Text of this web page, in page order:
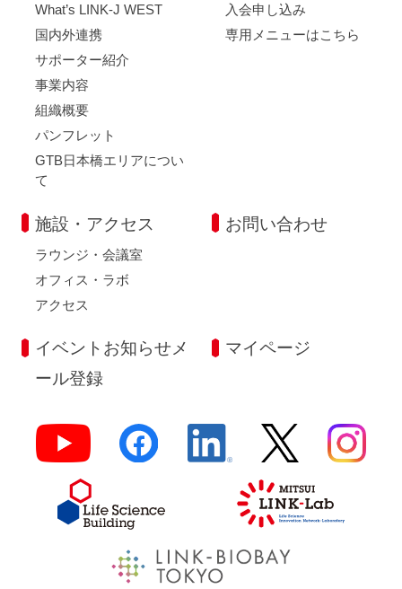
What’s LINK-J WEST
国内外連携
サポーター紹介
事業内容
組織概要
パンフレット
GTB日本橋エリアについ
て
入会申し込み
専用メニューはこちら
施設・アクセス
ラウンジ・会議室
オフィス・ラボ
アクセス
お問い合わせ
イベントお知らせメ
ール登録
マイページ